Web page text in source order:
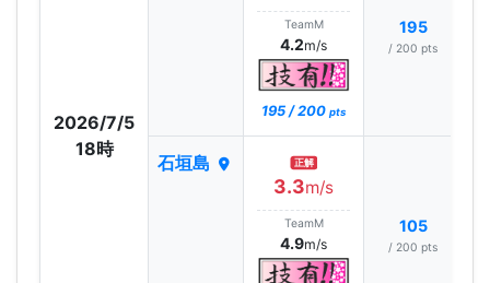
2026/7/5
18時
TeamM
4.2m/s
195 / 200 pts
195
/ 200 pts
石垣島 正解
3.3m/s
TeamM
4.9m/s
105
/ 200 pts